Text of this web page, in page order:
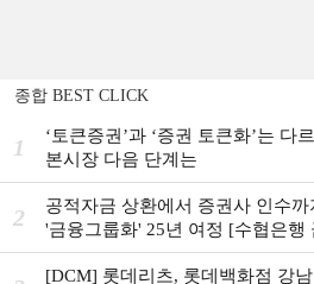
종합 BEST CLICK
1
‘토큰증권’과 ‘증권 토큰화’는 다
본시장 다음 단계는
2
공적자금 상환에서 증권사 인수
'금융그룹화' 25년 여정 [수협은행
①]
[DCM] 롯데리츠, 롯데백화점 강